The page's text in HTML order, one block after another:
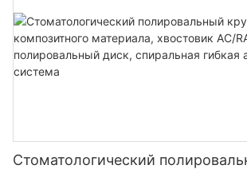
Стоматологический